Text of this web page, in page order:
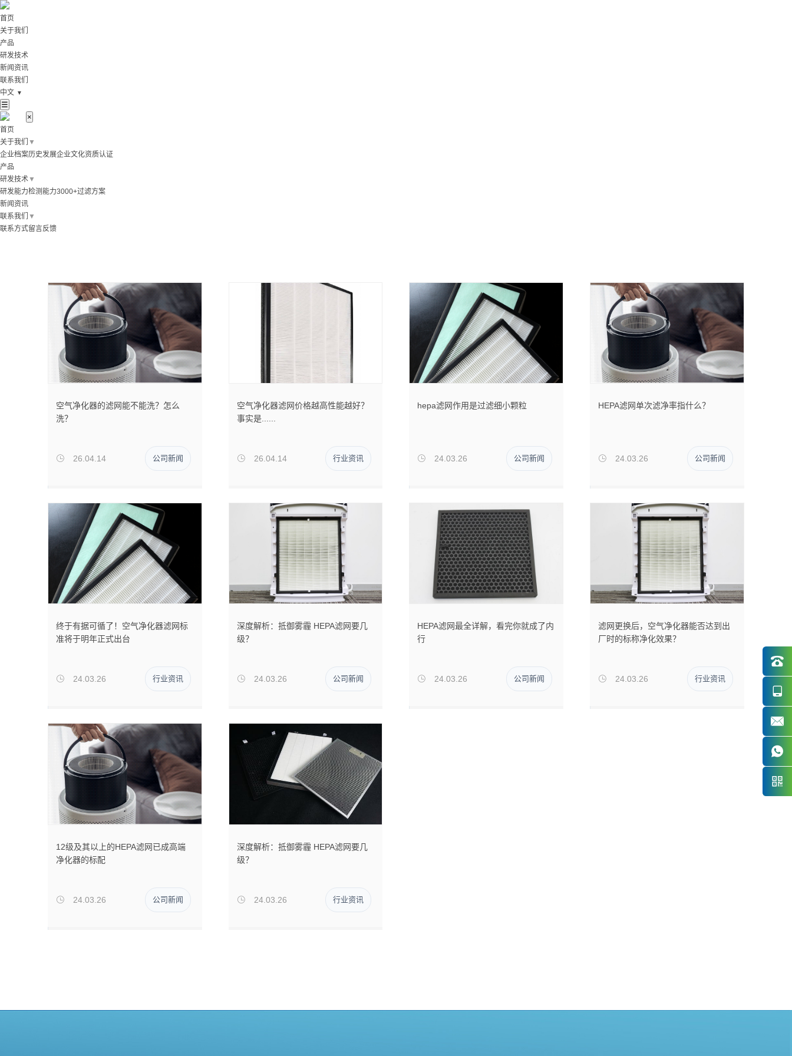
首页
关于我们
产品
研发技术
新闻资讯
联系我们
中文 ▼
☰
×
首页
关于我们 ▼
企业档案历史发展企业文化资质认证
产品
研发技术▼
研发能力检测能力3000+过滤方案
新闻资讯
联系我们 ▼
联系方式留言反馈





空气净化器的滤网能不能洗？怎么
洗？
 26.04.14 公司新闻
空气净化器滤网价格越高性能越好？
事实是......
 26.04.14 行业资讯
hepa滤网作用是过滤细小颗粒
 24.03.26 公司新闻
HEPA滤网单次滤净率指什么？
 24.03.26 公司新闻
终于有据可循了！空气净化器滤网标
准将于明年正式出台
 24.03.26 行业资讯
深度解析：抵御雾霾 HEPA滤网要几
级？
 24.03.26 公司新闻
HEPA滤网最全详解，看完你就成了内
行
 24.03.26 公司新闻
滤网更换后，空气净化器能否达到出
厂时的标称净化效果？
 24.03.26 行业资讯
12级及其以上的HEPA滤网已成高端
净化器的标配
 24.03.26 公司新闻
深度解析：抵御雾霾 HEPA滤网要几
级？
 24.03.26 行业资讯